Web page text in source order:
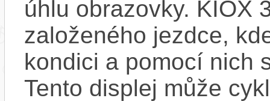
úhlu obrazovky. KIOX
založeného jezdce,
kondici a pomocí nich
Tento displej může